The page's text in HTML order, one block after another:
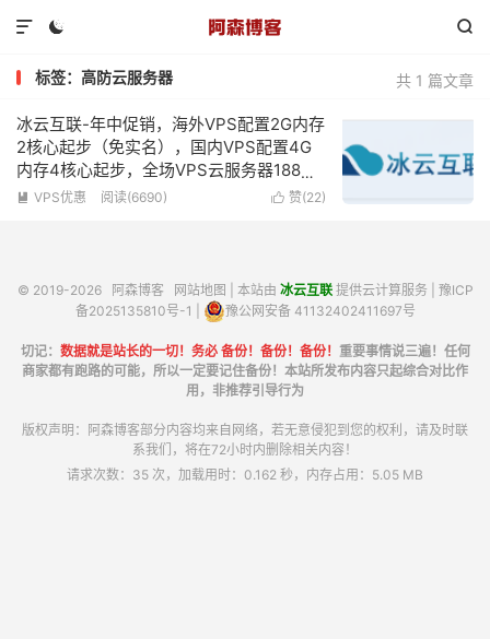
 

共 1 篇文章
标签：高防云服务器
冰云互联-年中促销，海外VPS配置2G内存
2核心起步（免实名），国内VPS配置4G
内存4核心起步，全场VPS云服务器188元/
年起！
 赞(22)
 VPS优惠 阅读(6690)
© 2019-2026 阿森博客 网站地图 | 本站由 冰云互联提供云计算服务 | 豫ICP
备2025135810号-1
豫公网安备 41132402411697号
切记： 数据就是站长的一切！务必 备份！备份！备份！ 重要事情说三遍！任何
商家都有跑路的可能，所以一定要记住备份！本站所发布内容只起综合对比作
用，非推荐引导行为
版权声明：阿森博客部分内容均来自网络，若无意侵犯到您的权利，请及时联
系我们，将在72小时内删除相关内容！
请求次数：35 次，加载用时：0.162 秒，内存占用：5.05 MB